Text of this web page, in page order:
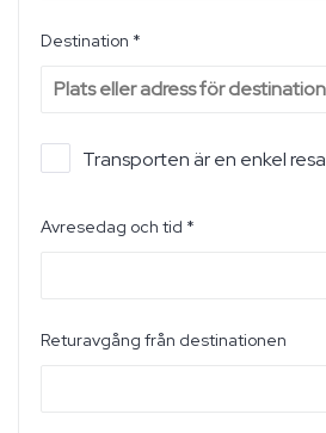
Destination *
Transporten är en enkel resa
Avresedag och tid *
Returavgång från destinationen